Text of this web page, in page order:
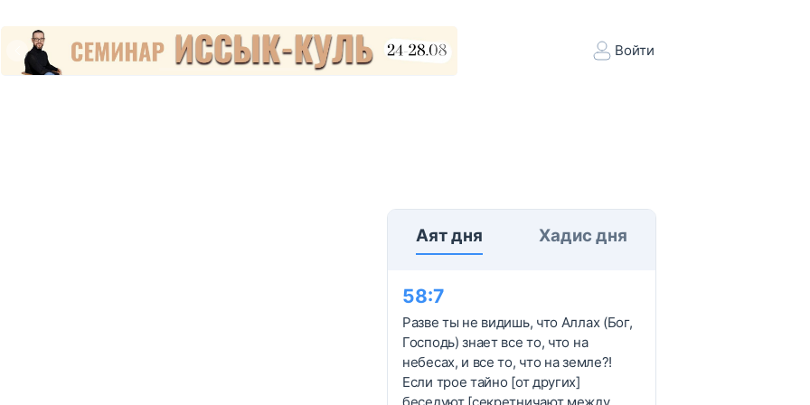
Войти
Аят дня Хадис дня
58:7
Разве ты не видишь, что Аллах (Бог,
Господь) знает все то, что на
небесах, и все то, что на земле?!
Если трое тайно [от других]